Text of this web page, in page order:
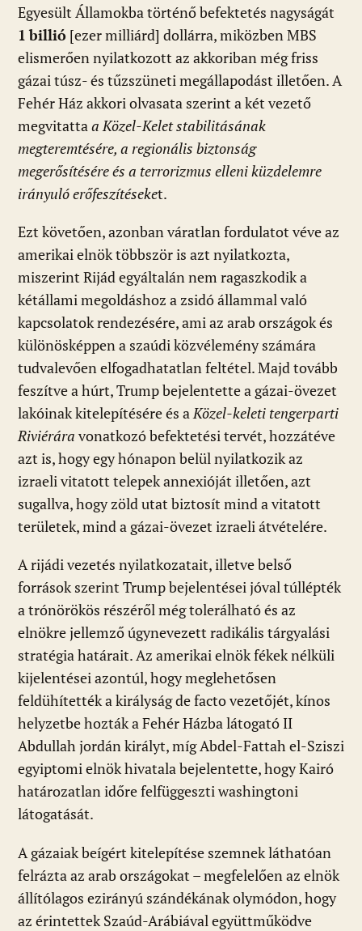
Egyesült Államokba történő befektetés nagyságát
1 billió [ezer milliárd] dollárra, miközben MBS
elismerően nyilatkozott az akkoriban még friss
gázai túsz- és tűzszüneti megállapodást illetően. A
Fehér Ház akkori olvasata szerint a két vezető
megvitattaa Közel-Kelet stabilitásának
megteremtésére, a regionális biztonság
megerősítésére és a terrorizmus elleni küzdelemre
irányuló erőfeszítéseket.
Ezt követően, azonban váratlan fordulatot véve az
amerikai elnök többször is azt nyilatkozta,
miszerint Rijád egyáltalán nem ragaszkodik a
kétállami megoldáshoz a zsidó állammal való
kapcsolatok rendezésére, ami az arab országok és
különösképpen a szaúdi közvélemény számára
tudvalevően elfogadhatatlan feltétel. Majd tovább
feszítve a húrt, Trump bejelentette a gázai-övezet
lakóinak kitelepítésére és aKözel-keleti tengerparti
Riviérára vonatkozó befektetési tervét, hozzátéve
azt is, hogy egy hónapon belül nyilatkozik az
izraeli vitatott telepek annexióját illetően, azt
sugallva, hogy zöld utat biztosít mind a vitatott
területek, mind a gázai-övezet izraeli átvételére.
A rijádi vezetés nyilatkozatait, illetve belső
források szerint Trump bejelentései jóval túllépték
a trónörökös részéről még tolerálható és az
elnökre jellemző úgynevezett radikális tárgyalási
stratégia határait. Az amerikai elnök fékek nélküli
kijelentései azontúl, hogy meglehetősen
feldühítették a királyság de facto vezetőjét, kínos
helyzetbe hozták a Fehér Házba látogató II
Abdullah jordán királyt, míg Abdel-Fattah el-Sziszi
egyiptomi elnök hivatala bejelentette, hogy Kairó
határozatlan időre felfüggeszti washingtoni
látogatását.
A gázaiak beígért kitelepítése szemnek láthatóan
felrázta az arab országokat – megfelelően az elnök
állítólagos ezirányú szándékának olymódon, hogy
az érintettek Szaúd-Arábiával együttműködve